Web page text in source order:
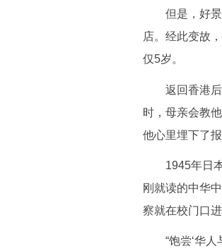
但是，好景
店。经此变故
仅5岁。
返回香港后
时，母亲会教
他心里埋下了报
1945年日本
刚就读的中华
察就在校门口进
“饱尝‘华人与